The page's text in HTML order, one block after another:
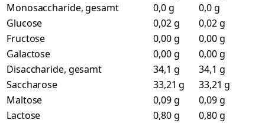
Monosaccharide, gesamt
0,0 g
0,0 g
Glucose
0,02 g
0,02 g
Fructose
0,00 g
0,00 g
Galactose
0,00 g
0,00 g
Disaccharide, gesamt
34,1 g
34,1 g
Saccharose
33,21 g
33,21 g
Maltose
0,09 g
0,09 g
Lactose
0,80 g
0,80 g